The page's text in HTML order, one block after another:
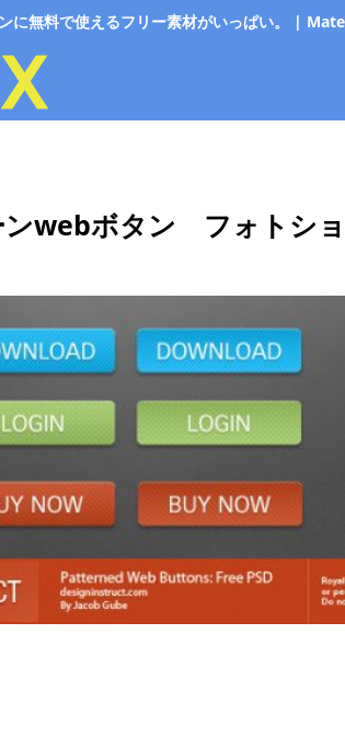
に無料で使えるフリー素材がいっぱい。 |
ンwebボタン フォトシ